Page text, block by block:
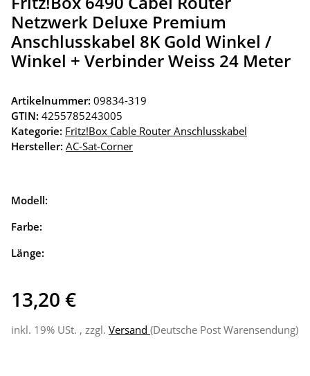
Netzwerk Deluxe Premium
Anschlusskabel 8K Gold Winkel /
Winkel + Verbinder Weiss 24 Meter
Artikelnummer: 09834-319
GTIN: 4255785243005
Kategorie: Fritz!Box Cable Router Anschlusskabel
Hersteller: AC-Sat-Corner
Modell:
Farbe:
Länge:
13,20 €
inkl. 19% USt. , zzgl. Versand (Deutsche Post Warensendung)